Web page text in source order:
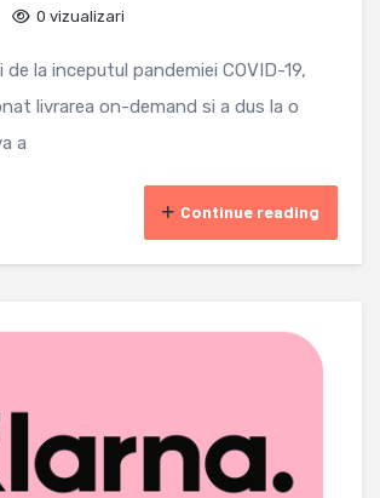
0 vizualizari
la inceputul pandemiei COVID-19,
livrarea on-demand si a dus la o
a
Continue reading